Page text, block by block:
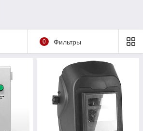
0 Фильтры